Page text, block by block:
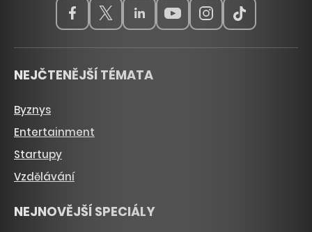
NEJČTENĚJŠÍ TÉMATA
Byznys
Entertainment
Startupy
Vzdělávání
NEJNOVĚJŠÍ SPECIÁLY